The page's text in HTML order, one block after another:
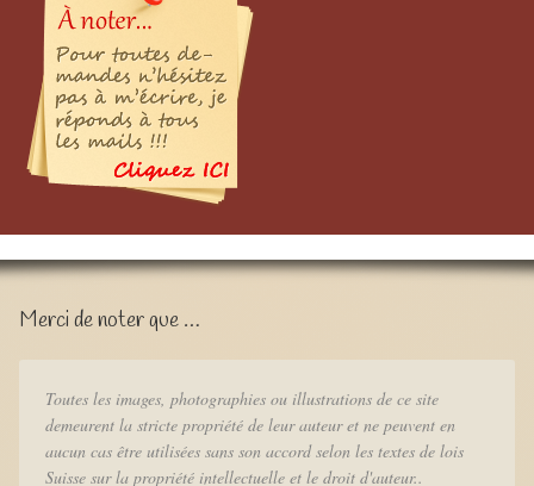
Merci de noter que …
Toutes les images, photographies ou illustrations de ce site
demeurent la stricte propriété de leur auteur et ne peuvent en
aucun cas être utilisées sans son accord selon les textes de lois
Suisse sur la propriété intellectuelle et le droit d'auteur..